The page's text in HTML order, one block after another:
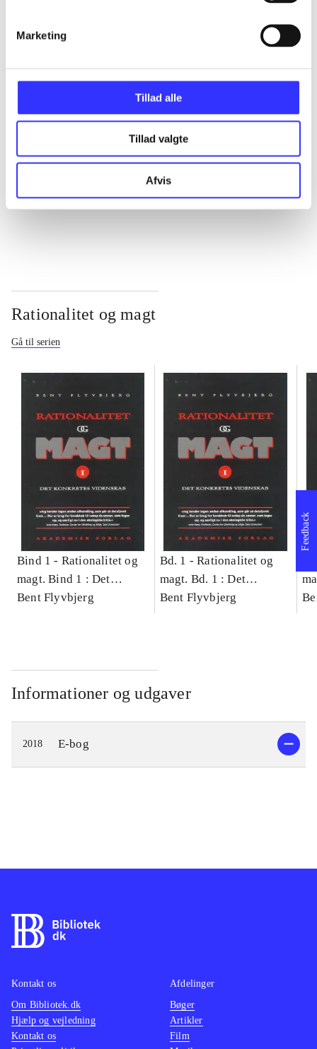
Marketing
Tillad alle
Tillad valgte
Afvis
...
...
Rationalitet og magt
Gå til serien
Bind 1 - Rationalitet og
magt. Bind 1 : Det
konkretes videnskab
Bent Flyvbjerg
Bd. 1 -Rationalitet og
magt. Bd. 1 : Det
konkretes videnskab
Bent Flyvbjerg
Informationer og udgaver
2018 E-bog
Feedback
Kontakt os
Om Bibliotek.dk
Hjælp og vejledning
Kontakt os
Afdelinger
Bøger
Artikler
Film